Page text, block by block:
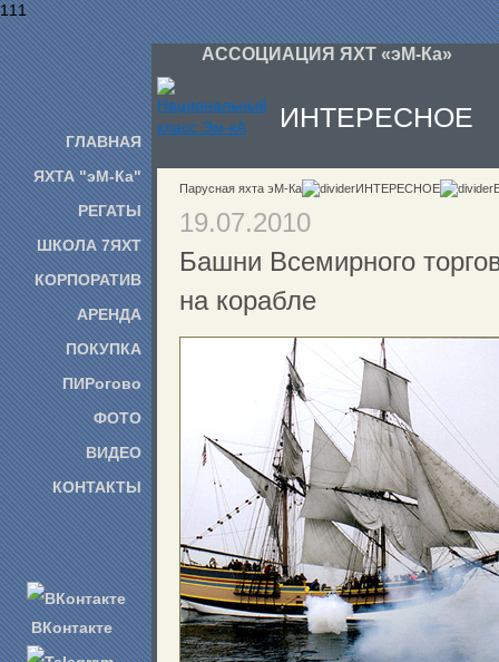
ГЛАВНАЯ
ЯХТА "эМ-Ка"
РЕГАТЫ
ШКОЛА 7ЯХТ
КОРПОРАТИВ
АРЕНДА
ПОКУПКА
ПИРогово
ФОТО
ВИДЕО
КОНТАКТЫ
ВКонтакте
111
АССОЦИАЦИЯ ЯХТ «эМ-Ка»
ИНТЕРЕСНОЕ
Парусная яхта эМ-Ка ИНТЕРЕСНОЕ
19.07.2010
Башни Всемирного
на корабле